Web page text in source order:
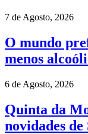
7 de Agosto, 2026
O mundo
menos
6 de Agosto, 2026
Quinta da
novidades